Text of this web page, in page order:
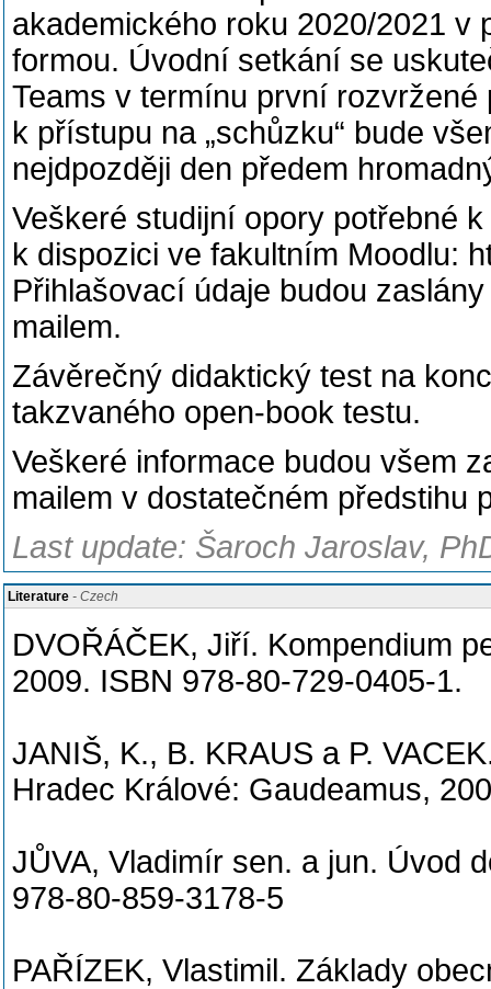
akademického roku 2020/2021 v
formou. Úvodní setkání se
Teams v termínu první
k přístupu na „schůzku“ bude
nejdpozději den předem
Veškeré studijní opory potřebné
k dispozici ve fakultním Moodlu:
Přihlašovací údaje budou
mailem.
Závěrečný didaktický test na
takzvaného open-book testu.
Veškeré informace budou všem
mailem v dostatečném předstihu
Last update: Šaroch Jaroslav,
Literature - Czech
DVOŘÁČEK, Jiří. Kompendium
2009. ISBN 978-80-729-0405-1.
JANIŠ, K., B. KRAUS a P.
Hradec Králové: Gaudeamus,
JŮVA, Vladimír sen. a jun. Úvod
978-80-859-3178-5
PAŘÍZEK, Vlastimil. Základy